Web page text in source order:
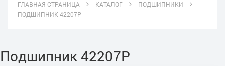
ГЛАВНАЯ СТРАНИЦА КАТАЛОГ
ПОДШИПНИКИ
ПОДШИПНИК 42207Р
Подшипник 42207Р